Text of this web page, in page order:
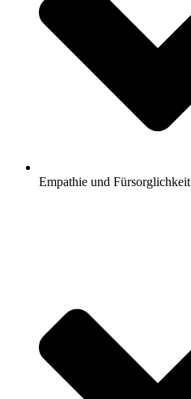
Empathie und Fürsorglichkeit